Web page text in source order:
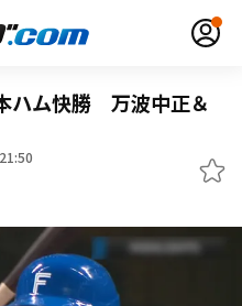
ハム快勝 万波中正＆